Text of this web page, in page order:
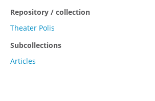
Repository / collection
Theater Polis
Subcollections
Articles